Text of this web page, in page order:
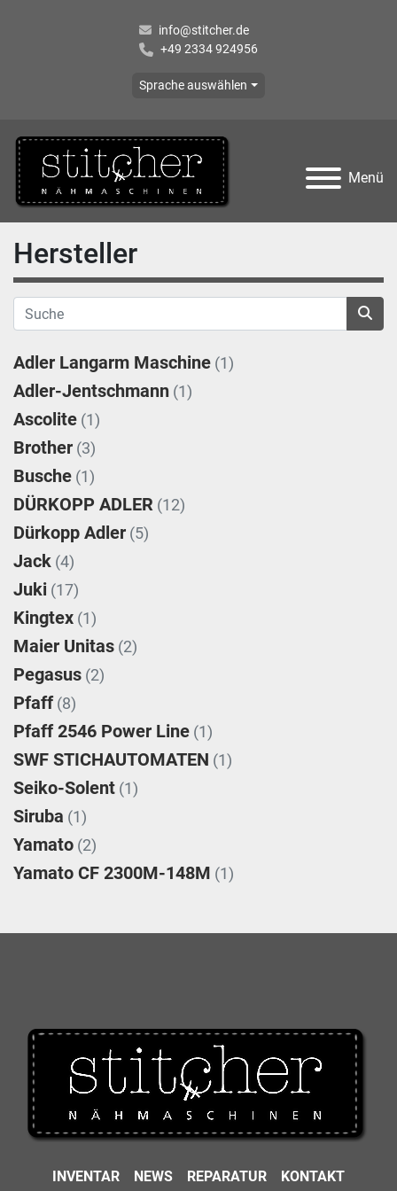
info@stitcher.de
+49 2334 924956
Sprache auswählen
Menü
Hersteller
Adler Langarm Maschine (1)
Adler-Jentschmann (1)
Ascolite (1)
Brother (3)
Busche (1)
DÜRKOPP ADLER (12)
Dürkopp Adler (5)
Jack (4)
Juki (17)
Kingtex (1)
Maier Unitas (2)
Pegasus (2)
Pfaff (8)
Pfaff 2546 Power Line (1)
SWF STICHAUTOMATEN (1)
Seiko-Solent (1)
Siruba (1)
Yamato (2)
Yamato CF 2300M-148M (1)
INVENTAR NEWS REPARATUR KONTAKT